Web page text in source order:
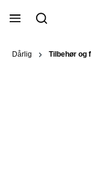
Dårlig Tilbehør og